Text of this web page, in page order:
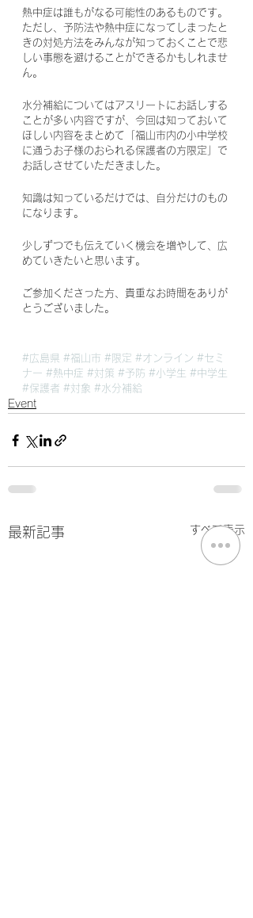
熱中症は誰もがなる可能性のあるものです。
ただし、予防法や熱中症になってしまったと
きの対処方法をみんなが知っておくことで悲
しい事態を避けることができるかもしれませ
ん。
水分補給についてはアスリートにお話しする
ことが多い内容ですが、今回は知っておいて
ほしい内容をまとめて「福山市内の小中学校
に通うお子様のおられる保護者の方限定」で
お話しさせていただきました。
知識は知っているだけでは、自分だけのもの
になります。
少しずつでも伝えていく機会を増やして、広
めていきたいと思います。
ご参加くださった方、貴重なお時間をありが
とうございました。
#広島県 #福山市 #限定 #オンライン #セミ
ナー #熱中症 #対策 #予防 #小学生 #中学生
#保護者 #対象 #水分補給
Event
最新記事 すべて表示